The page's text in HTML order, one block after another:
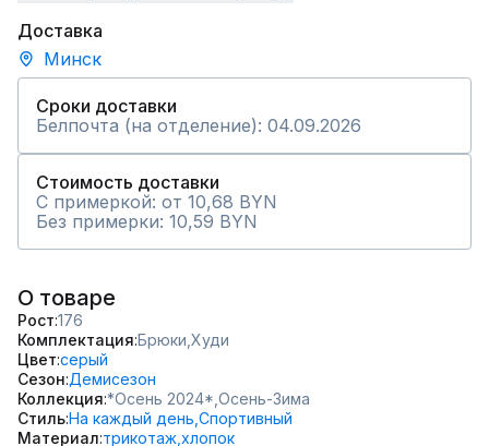
Доставка
Минск
Сроки доставки
Белпочта (на отделение): 04.09.2026
Стоимость доставки
С примеркой: от 10,68 BYN
Без примерки: 10,59 BYN
О товаре
Рост 176
Комплектация Брюки, Худи
Цвет серый
Сезон Демисезон
Коллекция *Осень 2024*, Осень-Зима
СтильНа каждый день, Спортивный
Материал трикотаж, хлопок